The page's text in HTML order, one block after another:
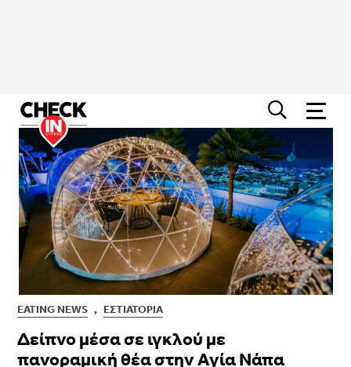
EATING NEWS , ΕΣΤΙΑΤΌΡΙΑ
Δείπνο μέσα σε ιγκλού με
πανοραμική θέα στην Αγία Νάπα